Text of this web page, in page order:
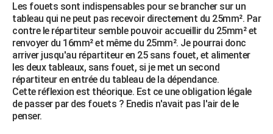
Les fouets sont indispensables pour se brancher sur un
tableau qui ne peut pas recevoir directement du 25mm². Par
contre le répartiteur semble pouvoir accueillir du 25mm² et
renvoyer du 16mm² et même du 25mm². Je pourrai donc
arriver jusqu'au répartiteur en 25 sans fouet, et alimenter
les deux tableaux, sans fouet, si je met un second
répartiteur en entrée du tableau de la dépendance.
Cette réflexion est théorique. Est ce une obligation légale
de passer par des fouets ? Enedis n'avait pas l'air de le
penser.